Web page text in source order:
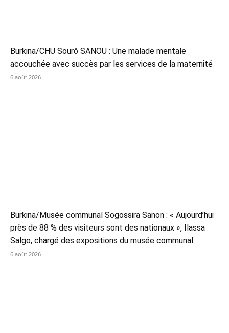
Burkina/CHU Sourô SANOU : Une malade mentale
accouchée avec succès par les services de la maternité
6 août 2026
Burkina/Musée communal Sogossira Sanon : « Aujourd’hui
près de 88 % des visiteurs sont des nationaux », Ilassa
Salgo, chargé des expositions du musée communal
6 août 2026